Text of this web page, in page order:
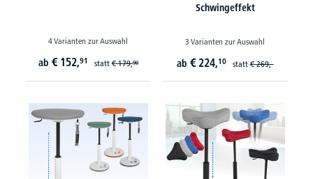
4 Varianten zur Auswahl
ab € 152,91 statt€ 179,90
Schwingeffekt
3 Varianten zur Auswahl
ab € 224,10 statt€ 269,-